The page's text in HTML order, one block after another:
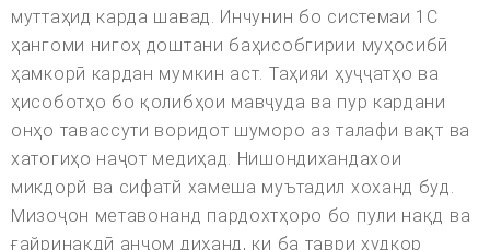
муттаҳид карда шавад. Инчунин бо системаи 1С
ҳангоми нигоҳ доштани баҳисобгирии муҳосибӣ
ҳамкорӣ кардан мумкин аст. Таҳияи ҳуҷҷатҳо ва
ҳисоботҳо бо қолибҳои мавҷуда ва пур кардани
онҳо тавассути воридот шуморо аз талафи вақт ва
хатогиҳо наҷот медиҳад. Нишондихандахои
микдорй ва сифатй хамеша муътадил хоханд буд.
Мизоҷон метавонанд пардохтҳоро бо пули нақд ва
ғайринақдӣ анҷом диҳанд, ки ба таври худкор